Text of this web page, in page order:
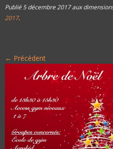
Publié 5 décembre 2017aux
2017.
← Précédent